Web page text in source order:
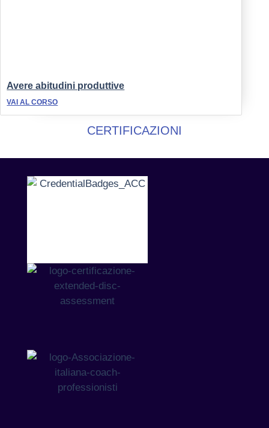
Avere abitudini produttive
VAI AL CORSO
CERTIFICAZIONI